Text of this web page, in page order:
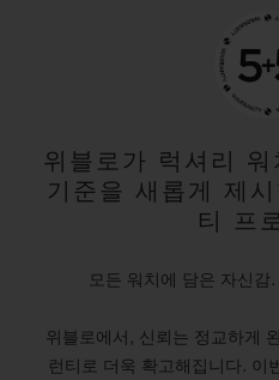
위블로가 럭셔리 워
기준을 새롭게 제
티 프
모든 워치에 담은 자신
위블로에서, 신뢰는 정교하게
런티로 더욱 확고해집니다. 이